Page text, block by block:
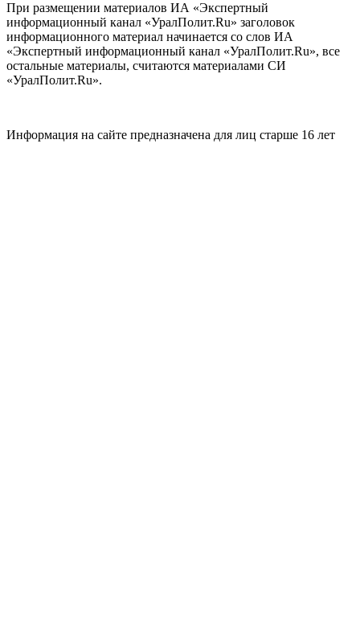
При размещении материалов ИА «Экспертный
информационный канал «УралПолит.Ru» заголовок
информационного материал начинается со слов ИА
«Экспертный информационный канал «УралПолит.Ru», все
остальные материалы, считаются материалами СИ
«УралПолит.Ru».
Информация на сайте предназначена для лиц старше 16 лет